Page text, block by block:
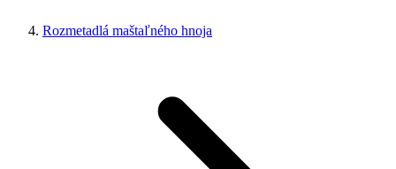
Rozmetadlá maštaľného hnoja